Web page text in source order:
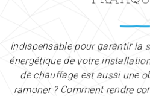
Indispensable pour garantir la
énergétique de votre
de chauffage est aussi une
ramoner ? Comment rendre